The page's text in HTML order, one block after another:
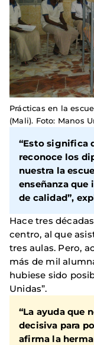
Prácticas en la
(Mali). Foto: Manos
“Esto significa
reconoce los
nuestra la
enseñanza
de calidad”,
Hace tres
centro, al que
tres aulas. Pero,
más de mil
hubiese sido
Unidas”.
“La ayuda que
decisiva para
afirma la